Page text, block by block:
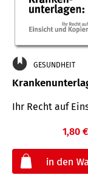
GESUNDHEIT
Ihr Recht auf
1,80 €